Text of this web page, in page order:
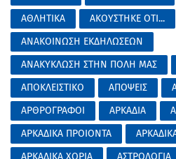
ΑΘΛΗΤΙΚΑ
ΑΚΟΥΣΤΗΚΕ ΟΤΙ...
ΑΝΑΚΟΙΝΩΣΗ ΕΚΔΗΛΩΣΕΩΝ
ΑΝΑΚΥΚΛΩΣΗ ΣΤΗΝ ΠΟΛΗ ΜΑΣ
ΑΠΟΚΛΕΙΣΤΙΚΟ
ΑΠΟΨΕΙΣ
ΑΡΘΡΟΓΡΑΦΟΙ
ΑΡΚΑΔΙΑ
ΑΡΚΑΔΙΚΑ ΠΡΟΙΟΝΤΑ
ΑΡΚΑΔΙΚΑ ΧΩΡΙΑ
ΑΣΤΡΟΛΟΓΙΑ